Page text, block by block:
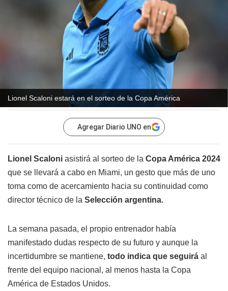
Lionel Scaloni estará en el sorteo de la Copa América
Agregar Diario UNO en
Lionel Scaloni asistirá al sorteo de la Copa América 2024
que se llevará a cabo en Miami, un gesto que más de uno
toma como de acercamiento hacia su continuidad como
director técnico de la Selección argentina.
La semana pasada, el propio entrenador había
manifestado dudas respecto de su futuro y aunque la
incertidumbre se mantiene, todo indica que seguirá al
frente del equipo nacional, al menos hasta la Copa
América de Estados Unidos.